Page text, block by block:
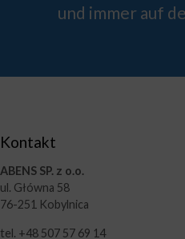
und immer auf
Kontakt
ABENS SP. z o.o.
ul. Główna 58
76-251 Kobylnica
tel. +48 507 57 69 14